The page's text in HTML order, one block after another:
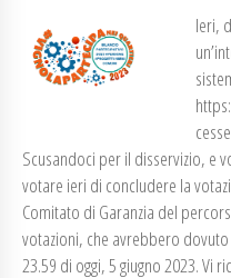
Ieri,
Scusandoci per il disservizio, e
votare ieri di concludere la
Comitato di Garanzia del
votazioni, che avrebbero
23.59 di oggi, 5 giugno 2023. Vi